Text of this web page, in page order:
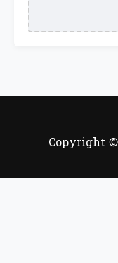
Copyright ©